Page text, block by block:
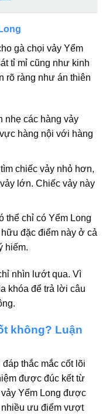
gà chọi vảy Yểm
tỉ mỉ cũng như kinh
rõ ràng như án thiên
nhẹ các hàng vảy
hàng nội với hàng
chiếc vảy nhỏ hơn,
lớn. Chiếc vảy này
thể chỉ có Yểm Long
đặc điểm này ở cả
hiếm.
nhìn lướt qua. Vì
khóa để trả lời câu
không? Luận
thắc mắc cốt lõi
được đúc kết từ
Yểm Long được
ưu điểm vượt